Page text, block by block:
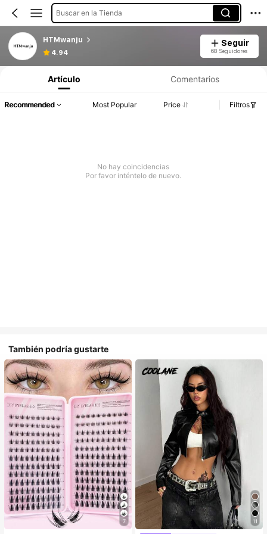
Buscar en la Tienda
HTMwanju
4.94
Seguir
68 Seguidores
Artículo Comentarios
Recommended Most Popular Price Filtros
No hay coincidencias
Por favor inténtelo de nuevo.
También podría gustarte
7
#1 Más vendidos
11